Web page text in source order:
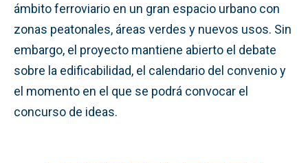
ámbito ferroviario en un gran espacio urbano con
zonas peatonales, áreas verdes y nuevos usos. Sin
embargo, el proyecto mantiene abierto el debate
sobre la edificabilidad, el calendario del convenio y
el momento en el que se podrá convocar el
concurso de ideas.